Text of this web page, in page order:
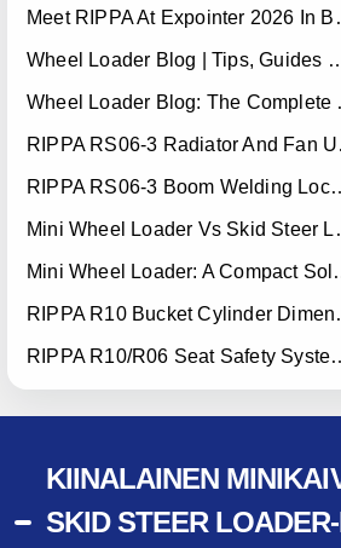
Meet
Wheel Loader Blog | Tips,
Wheel
RIPPA RS06-3 Boom Welding
Mini Wheel
Mini Wheel
RIPPA R10
RIPPA R10/R06 Seat
KIINALAINEN
SKID STEER